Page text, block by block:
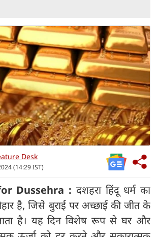
Desk
(14:29 IST)
Dussehra : दशहरा हिंदू धर्म का
है, जिसे बुराई पर अच्छाई की जीत के
है। यह दिन विशेष रूप से घर और